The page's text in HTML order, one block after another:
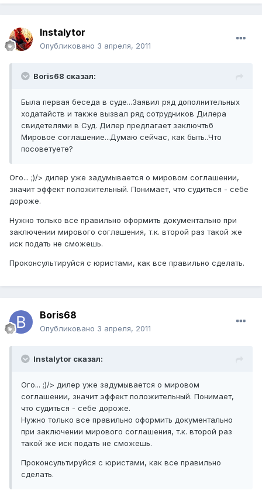
Instalytor
Опубликовано 3 апреля, 2011
Boris68 сказал:
Была первая беседа в суде...Заявил ряд дополнительных
ходатайств и также вызвал ряд сотрудников Дилера
свидетелями в Суд. Дилер предлагает заключтьб
Мировое соглашение...Думаю сейчас, как быть..Что
посоветуете?
Ого... ;)/> дилер уже задумывается о мировом соглашении,
значит эффект положительный. Понимает, что судиться - себе
дороже.
Нужно только все правильно оформить документально при
заключении мирового соглашения, т.к. второй раз такой же
иск подать не сможешь.
Проконсультируйся с юристами, как все правильно сделать.
Boris68
Опубликовано 3 апреля, 2011
Instalytor сказал:
Ого... ;)/> дилер уже задумывается о мировом
соглашении, значит эффект положительный. Понимает,
что судиться - себе дороже.
Нужно только все правильно оформить документально
при заключении мирового соглашения, т.к. второй раз
такой же иск подать не сможешь.
Проконсультируйся с юристами, как все правильно
сделать.